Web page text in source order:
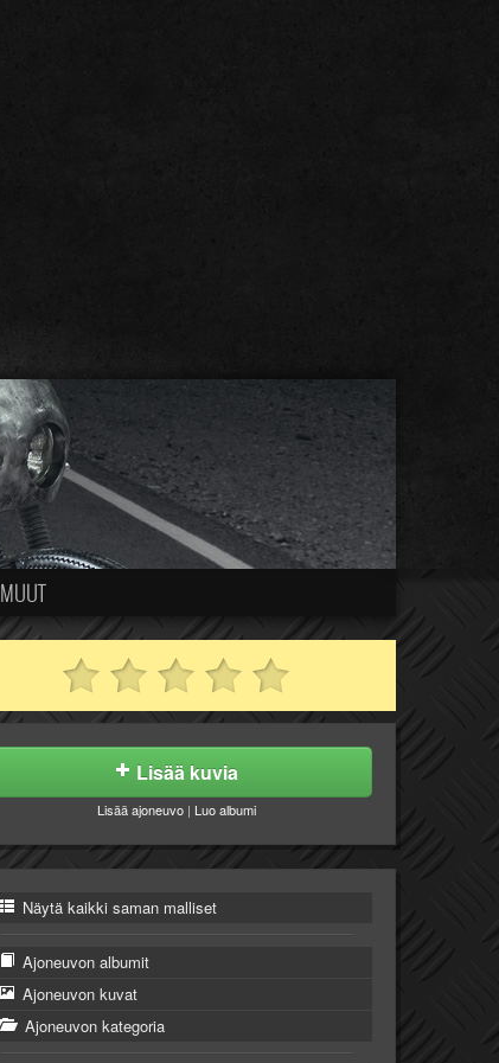
MUUT
Lisää kuvia
Lisää ajoneuvo | Luo albumi
Näytä kaikki saman malliset
Ajoneuvon albumit
Ajoneuvon kuvat
Ajoneuvon kategoria